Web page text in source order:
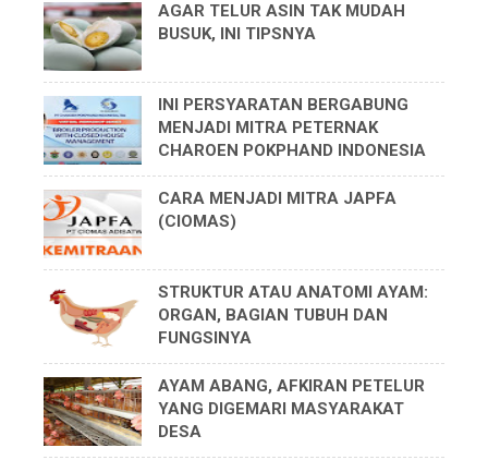
AGAR TELUR ASIN TAK MUDAH
BUSUK, INI TIPSNYA
INI PERSYARATAN BERGABUNG
MENJADI MITRA PETERNAK
CHAROEN POKPHAND INDONESIA
CARA MENJADI MITRA JAPFA
(CIOMAS)
STRUKTUR ATAU ANATOMI AYAM:
ORGAN, BAGIAN TUBUH DAN
FUNGSINYA
AYAM ABANG, AFKIRAN PETELUR
YANG DIGEMARI MASYARAKAT
DESA